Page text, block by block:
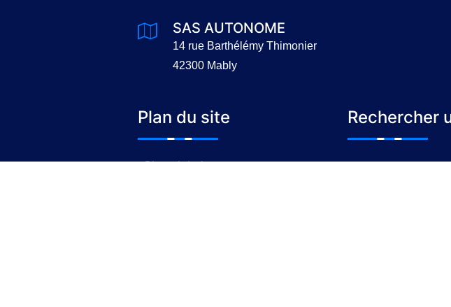
SAS AUTONOME
14 rue Barthélémy Thimonier
42300 Mably
Plan du site
Plan global
Rechercher